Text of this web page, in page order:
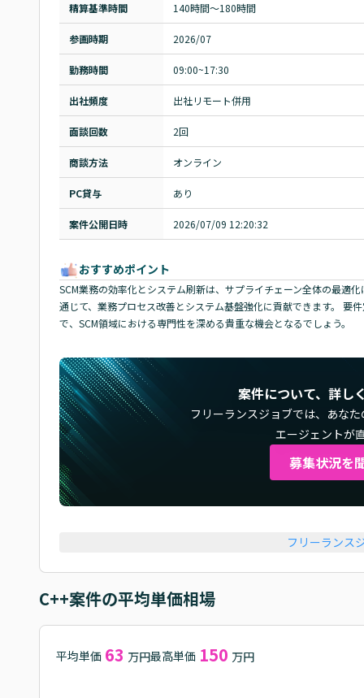
精算基準時間 140時間〜180時間
参画時期 2026/07
勤務時間 09:00~17:30
出社頻度 出社リモート併用
面談回数 2回
商談方法 オンライン
PC貸与 あり
案件公開日時 2026/07/09 12:20:32
おすすめポイント
SCM業務の効率化とシステム刷新は、サプライチェーン全体の最適
通じて、業務プロセス改善とシステム基盤強化に貢献できます。 要
で、SCM領域における専門性を深める貴重な機会となるでしょう。
案件について、詳し
フリーランスジョブでは、 あな
エージェントが
募集状況を
フリーランス
C++案件の平均単価相場
平均単価 63 万円最高単価 150 万円